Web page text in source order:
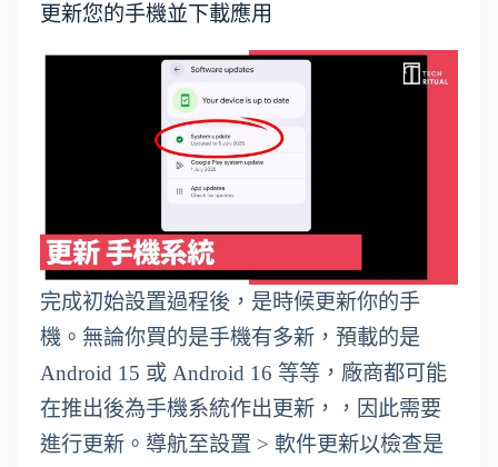
更新您的手機並下載應用
完成初始設置過程後，是時候更新你的手
機。無論你買的是手機有多新，預載的是
Android 15 或 Android 16 等等，廠商都可能
在推出後為手機系統作出更新，，因此需要
進行更新。導航至設置 > 軟件更新以檢查是